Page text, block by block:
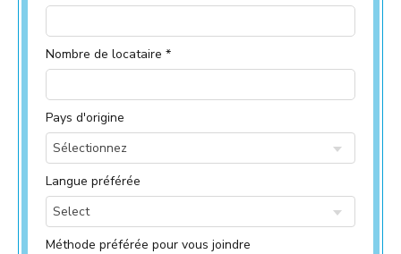
Nombre de locataire *
Pays d'origine
Sélectionnez
Langue préférée
Select
Méthode préférée pour vous joindre